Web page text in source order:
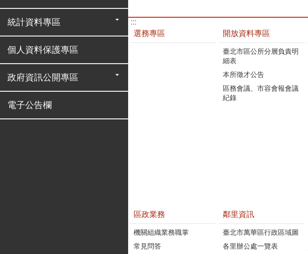
統計資料專區
個人資料保護專區
政府資訊公開專區
電子公告欄
:::
選務專區
開放資料專區
臺北市區公所分層負責明
細表
本所徵才公告
區務會議、市容會報會議
紀錄
區政業務
機關組織業務職掌
常見問答
鄰里資訊
臺北市萬華區行政區域圖
各里辦公處一覽表